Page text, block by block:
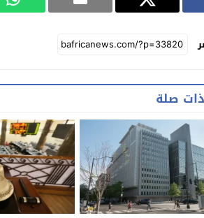
صلة